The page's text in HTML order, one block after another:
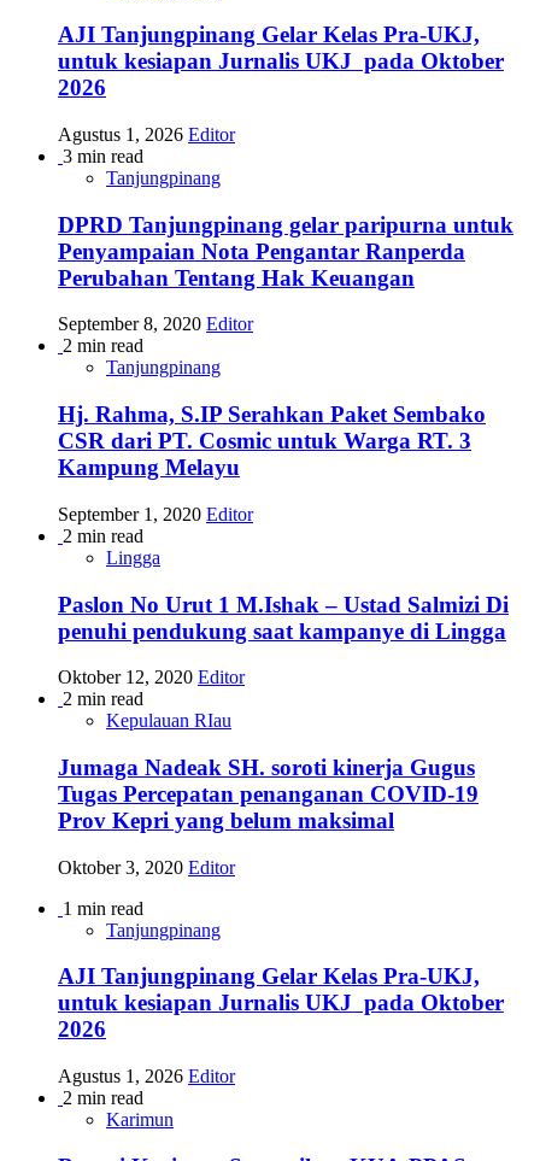
AJI Tanjungpinang Gelar Kelas Pra-UKJ,
untuk kesiapan Jurnalis UKJ pada Oktober
2026
Agustus 1, 2026 Editor
3 min read
Tanjungpinang
DPRD Tanjungpinang gelar paripurna untuk
Penyampaian Nota Pengantar Ranperda
Perubahan Tentang Hak Keuangan
September 8, 2020 Editor
2 min read
Tanjungpinang
Hj. Rahma, S.IP Serahkan Paket Sembako
CSR dari PT. Cosmic untuk Warga RT. 3
Kampung Melayu
September 1, 2020 Editor
2 min read
Lingga
Paslon No Urut 1 M.Ishak – Ustad Salmizi Di
penuhi pendukung saat kampanye di Lingga
Oktober 12, 2020 Editor
2 min read
Kepulauan RIau
Jumaga Nadeak SH. soroti kinerja Gugus
Tugas Percepatan penanganan COVID-19
Prov Kepri yang belum maksimal
Oktober 3, 2020 Editor
1 min read
Tanjungpinang
AJI Tanjungpinang Gelar Kelas Pra-UKJ,
untuk kesiapan Jurnalis UKJ pada Oktober
2026
Agustus 1, 2026 Editor
2 min read
Karimun